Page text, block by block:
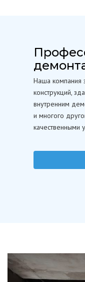
Наша компания
конструкций,
внутренним
и многого
качественными